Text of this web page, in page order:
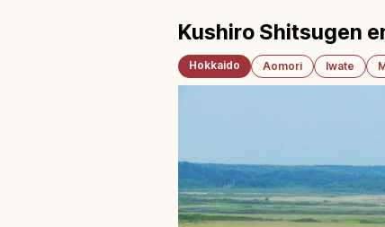
Kushiro Shitsugen
Hokkaido Aomori Iwate